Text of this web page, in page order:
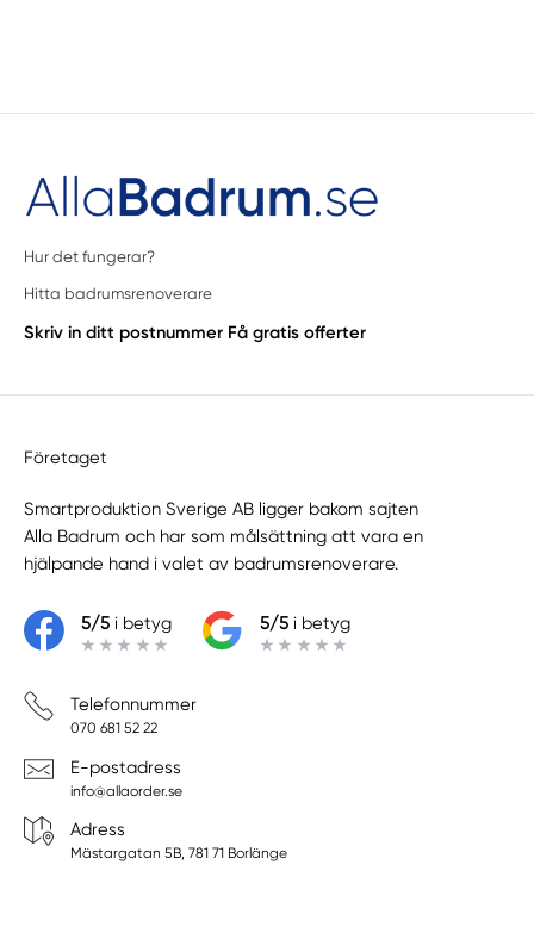
Hur det fungerar?
Hitta badrumsrenoverare
Skriv in ditt postnummer Få gratis offerter
Företaget
Smartproduktion Sverige AB ligger bakom sajten
Alla Badrum och har som målsättning att vara en
hjälpande hand i valet av badrumsrenoverare.
5/5i betyg 5/5i betyg
Telefonnummer
070 681 52 22
E-postadress
info@allaorder.se
Adress
Mästargatan 5B, 781 71 Borlänge